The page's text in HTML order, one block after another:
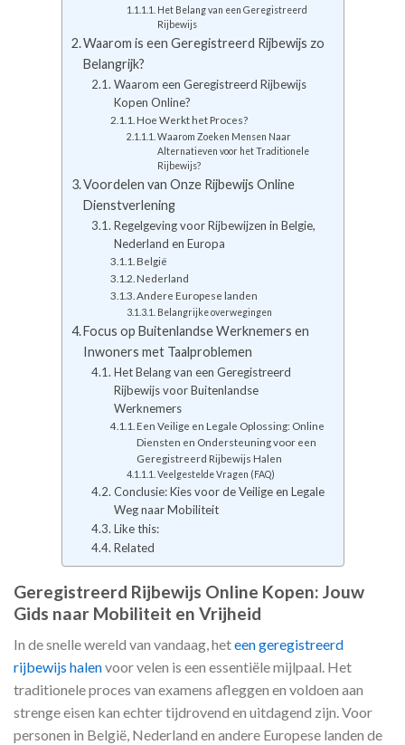
Het Belang van een Geregistreerd
Rijbewijs
Waarom is een Geregistreerd Rijbewijs zo
Belangrijk?
Waarom een Geregistreerd Rijbewijs
Kopen Online?
Hoe Werkt het Proces?
Waarom Zoeken Mensen Naar
Alternatieven voor het Traditionele
Rijbewijs?
Voordelen van Onze Rijbewijs Online
Dienstverlening
Regelgeving voor Rijbewijzen in Belgie,
Nederland en Europa
België
Nederland
Andere Europese landen
Belangrijke overwegingen
Focus op Buitenlandse Werknemers en
Inwoners met Taalproblemen
Het Belang van een Geregistreerd
Rijbewijs voor Buitenlandse
Werknemers
Een Veilige en Legale Oplossing: Online
Diensten en Ondersteuning voor een
Geregistreerd Rijbewijs Halen
Veelgestelde Vragen (FAQ)
Conclusie: Kies voor de Veilige en Legale
Weg naar Mobiliteit
Like this:
Related
Geregistreerd Rijbewijs Online Kopen: Jouw
Gids naar Mobiliteit en Vrijheid
In de snelle wereld van vandaag, heteen geregistreerd
rijbewijs halenvoor velen is een essentiële mijlpaal. Het
traditionele proces van examens afleggen en voldoen aan
strenge eisen kan echter tijdrovend en uitdagend zijn. Voor
personen in België, Nederland en andere Europese landen de